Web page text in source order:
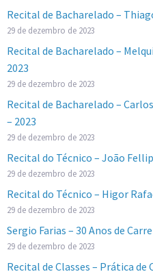
Recital de Bacharelado –
29 de dezembro de 2023
Recital de Bacharelado –
2023
29 de dezembro de 2023
Recital de Bacharelado –
– 2023
29 de dezembro de 2023
Recital do Técnico – João
29 de dezembro de 2023
Recital do Técnico – Higor
29 de dezembro de 2023
Sergio Farias – 30 Anos de
29 de dezembro de 2023
Recital de Classes – Prática de